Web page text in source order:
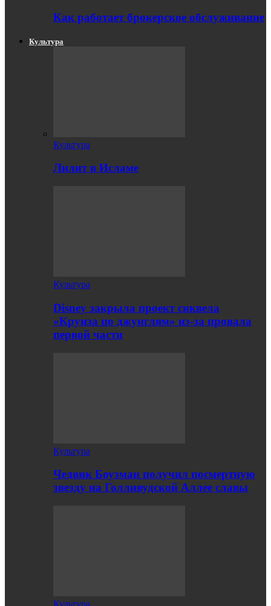
Как работает брокерское обслуживание
Культура
Культура
Лилит в Исламе
Культура
Disney закрыла проект сиквела
«Круиза по джунглям» из-за провала
первой части
Культура
Чедвик Боузман получил посмертную
звезду на Голливудской Аллее славы
Культура